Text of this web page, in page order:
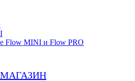
Flow MINI и Flow PRO